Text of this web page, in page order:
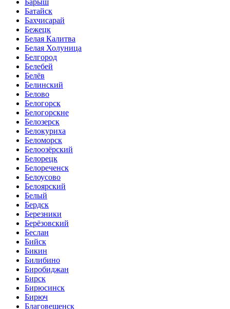
Батайск
Бахчисарай
Бежецк
Белая Калитва
Белая Холуница
Белгород
Белебей
Белёв
Белинский
Белово
Белогорск
Белогорскне
Белозерск
Белокуриха
Беломорск
Белоозёрский
Белорецк
Белореченск
Белоусово
Белоярский
Белый
Бердск
Березники
Берёзовский
Беслан
Бийск
Бикин
Билибино
Биробиджан
Бирск
Бирюсинск
Бирюч
Благовещенск